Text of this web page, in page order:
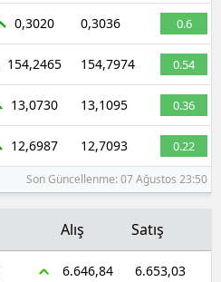
0,3020 0,3036 0.6
154,2465 154,7974 0.54
13,0730 13,1095 0.36
12,6987 12,7093 0.22
Son Güncellenme: 07 Ağustos 23:50
Alış Satış
6.646,84 6.653,03